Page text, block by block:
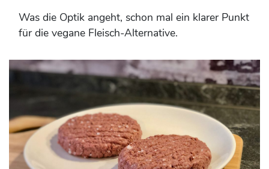
Was die Optik angeht, schon mal ein klarer Punkt
für die vegane Fleisch-Alternative.